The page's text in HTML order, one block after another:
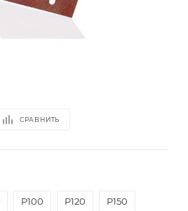
СРАВНИТЬ
P100 P120 P150